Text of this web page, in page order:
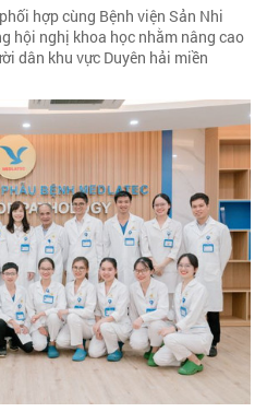
hợp cùng Bệnh viện Sản Nhi
hội nghị khoa học nhằm nâng cao
dân khu vực Duyên hải miền